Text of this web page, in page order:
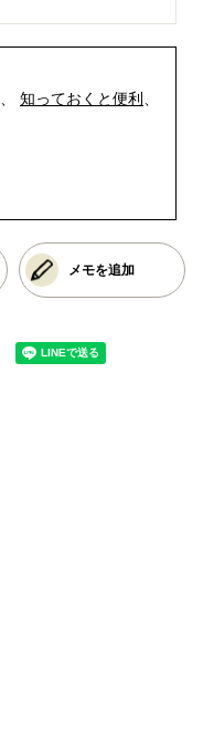
知っておくと便利
メモを追加